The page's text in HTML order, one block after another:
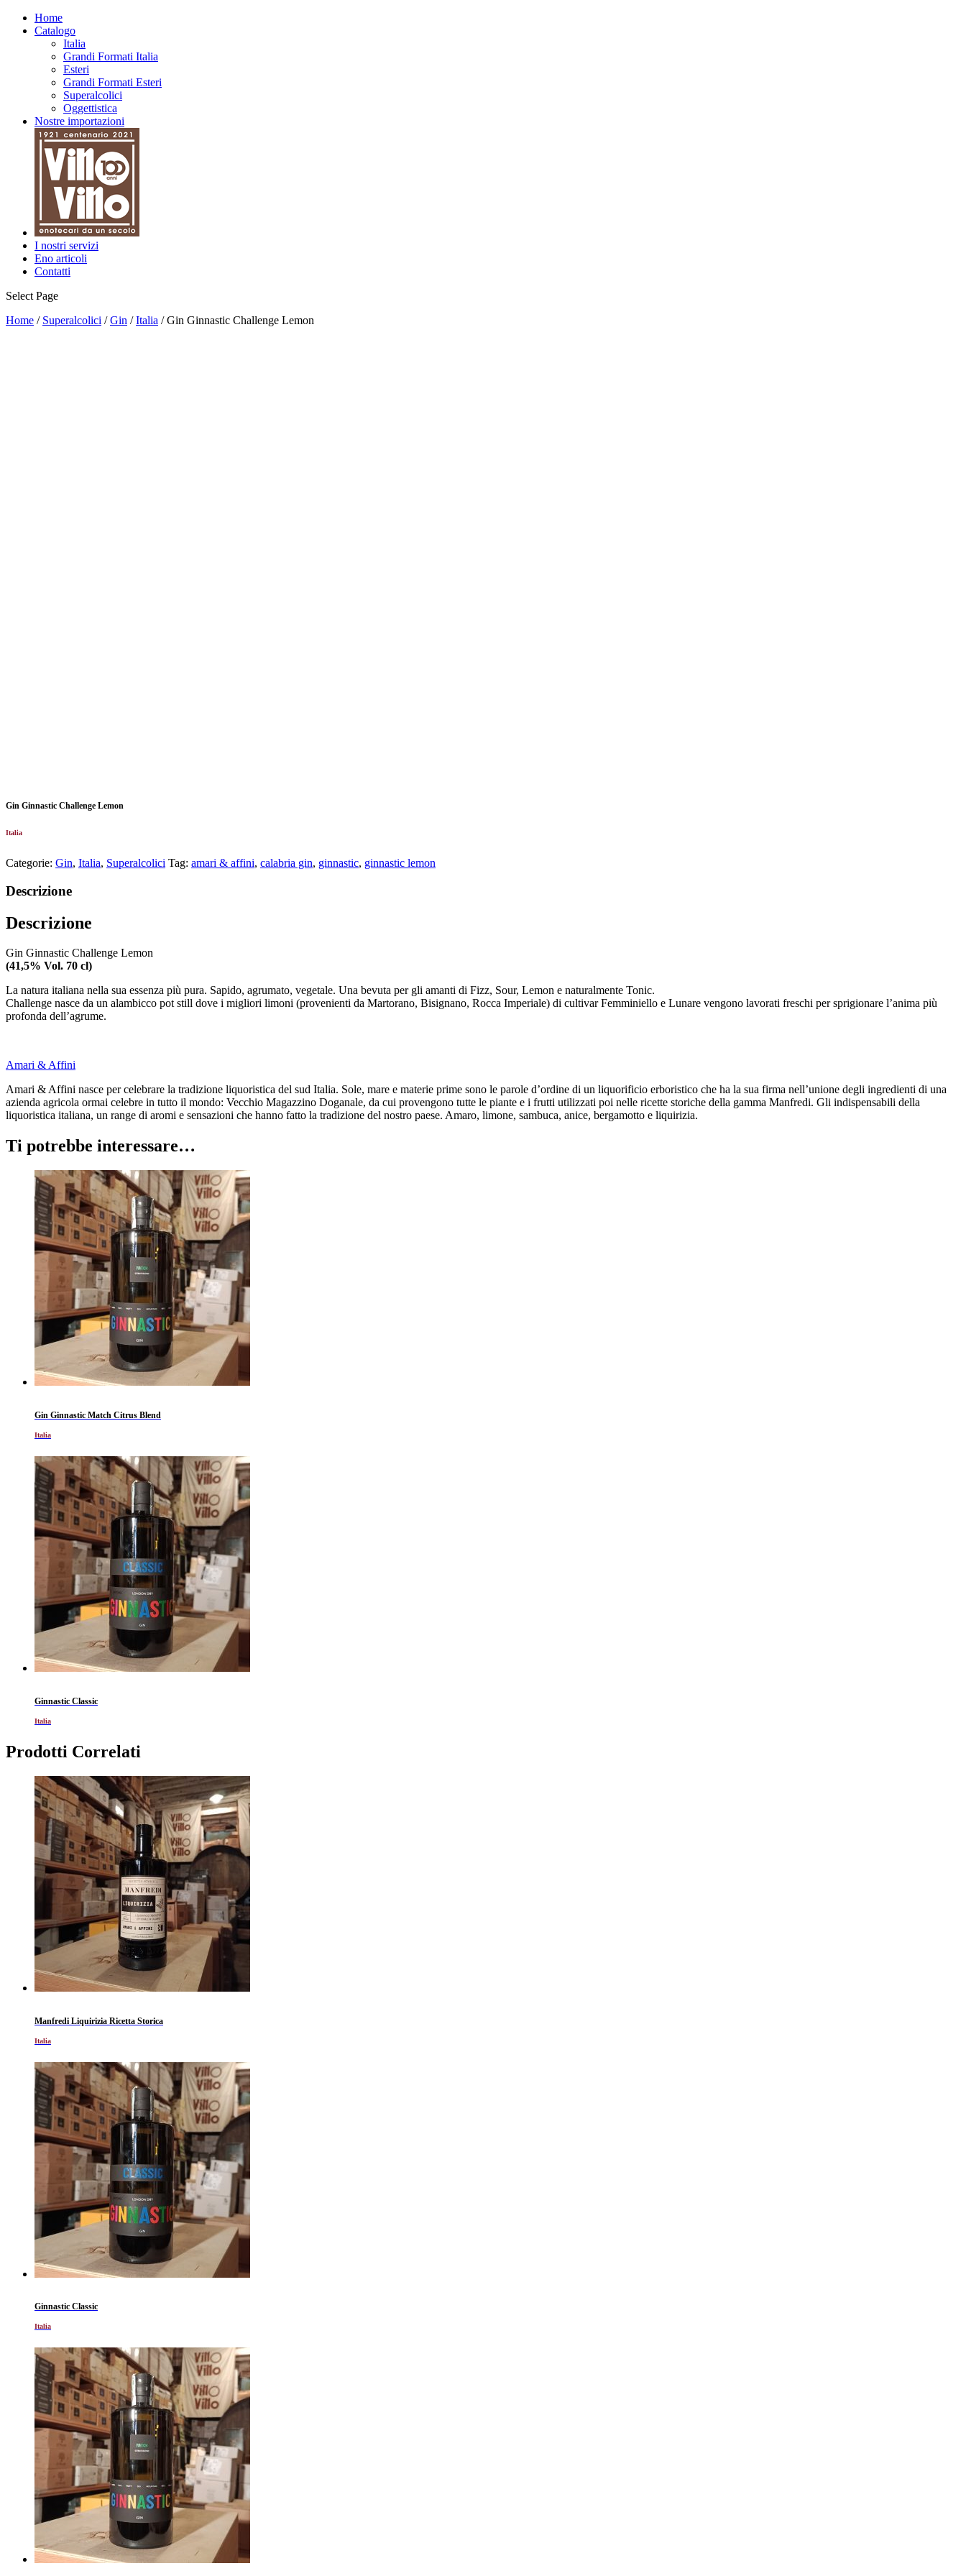
Home
Catalogo
Italia
Grandi Formati Italia
Esteri
Grandi Formati Esteri
Superalcolici
Oggettistica
Nostre importazioni
I nostri servizi
Eno articoli
Contatti
Select Page
Home / Superalcolici /Gin /Italia / Gin Ginnastic Challenge Lemon
Gin Ginnastic Challenge Lemon
Italia
Categorie: Gin, Italia, Superalcolici Tag: amari & affini, calabria gin, ginnastic, ginnastic lemon
Descrizione
Descrizione
Gin Ginnastic Challenge Lemon
(41,5% Vol. 70 cl)
La natura italiana nella sua essenza più pura. Sapido, agrumato, vegetale. Una bevuta per gli amanti di Fizz, Sour, Lemon e naturalmente Tonic.
Challenge nasce da un alambicco pot still dove i migliori limoni (provenienti da Martorano, Bisignano, Rocca Imperiale) di cultivar Femminiello e Lunare vengono lavorati freschi per sprigionare l’anima più
profonda dell’agrume.
Amari & Affini
Amari & Affini nasce per celebrare la tradizione liquoristica del sud Italia. Sole, mare e materie prime sono le parole d’ordine di un liquorificio erboristico che ha la sua firma nell’unione degli ingredienti di una
azienda agricola ormai celebre in tutto il mondo: Vecchio Magazzino Doganale, da cui provengono tutte le piante e i frutti utilizzati poi nelle ricette storiche della gamma Manfredi. Gli indispensabili della
liquoristica italiana, un range di aromi e sensazioni che hanno fatto la tradizione del nostro paese. Amaro, limone, sambuca, anice, bergamotto e liquirizia.
Ti potrebbe interessare…
Gin Ginnastic Match Citrus Blend
Italia
Ginnastic Classic
Italia
Prodotti Correlati
Manfredi Liquirizia Ricetta Storica
Italia
Ginnastic Classic
Italia